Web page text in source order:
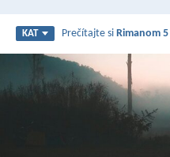
KAT Prečítajte siRimanom 5